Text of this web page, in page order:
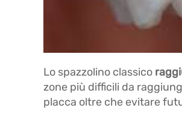
Lo spazzolino classico
zone più difficili da
placca oltre che evitare